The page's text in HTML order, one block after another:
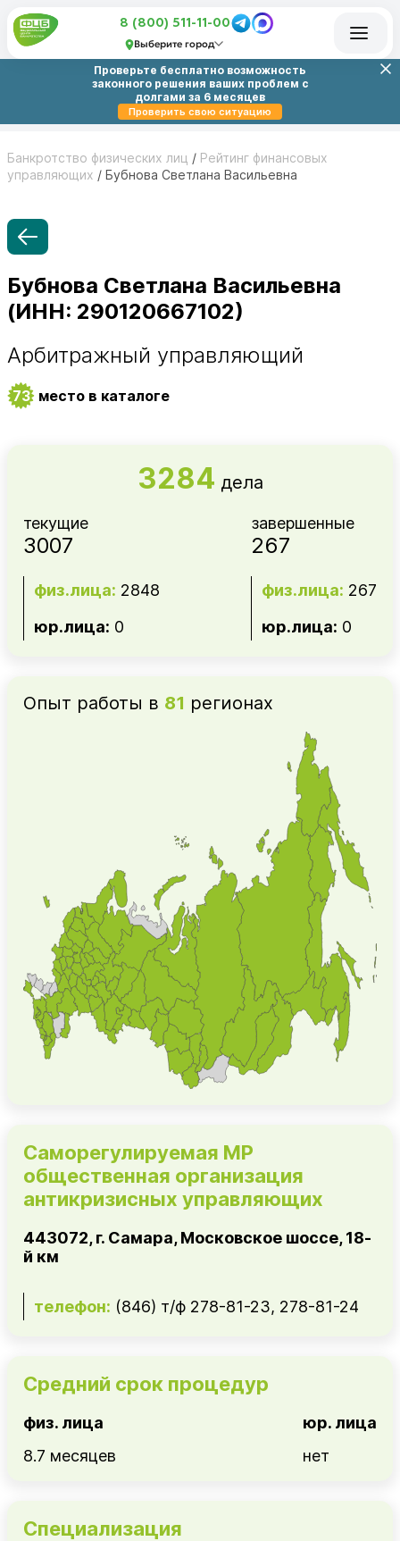
8 (800) 511-11-00
Выберите город
Проверьте бесплатно возможность
законного решения ваших проблем с
долгами за 6 месяцев
Проверить свою ситуацию
Банкротство физических лиц / Рейтинг финансовых
управляющих / Бубнова Светлана Васильевна
Бубнова Светлана Васильевна
(ИНН: 290120667102)
Арбитражный управляющий
73 место в каталоге
3284 дела
текущие
3007
физ.лица: 2848
юр.лица: 0
завершенные
267
физ.лица: 267
юр.лица: 0
Опыт работы в 81 регионах
Саморегулируемая МР
общественная организация
антикризисных управляющих
443072, г. Самара, Московское шоссе, 18-
й км
телефон: (846) т/ф 278-81-23, 278-81-24
Средний срок процедур
физ. лица
8.7 месяцев
юр. лица
нет
Специализация